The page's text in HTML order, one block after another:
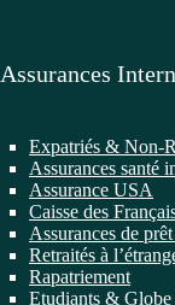
Assurances
Expatriés & Non-
Assurances santé
Assurance USA
Caisse des
Assurances de
Retraités à
Rapatriement
Etudiants & Globe